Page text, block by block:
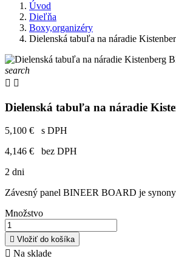
Úvod
Dieľňa
Boxy,organizéry
Dielenská tabuľa na náradie
search
 
Dielenská tabuľa na náradie
5,100 €
s DPH
4,146 €
bez DPH
2 dni
Závesný panel BINEER BOARD je
Množstvo
 Vložiť do košíka
 Na sklade